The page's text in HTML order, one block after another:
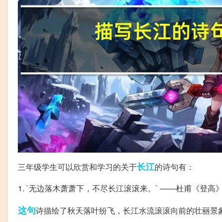
三年级学生可以欣赏和学习的关于长江的诗句有：
1. `无边落木萧萧下，不尽长江滚滚来。` ——杜甫《登高
这句诗描绘了秋天落叶纷飞，长江水流滚滚向前的壮丽景